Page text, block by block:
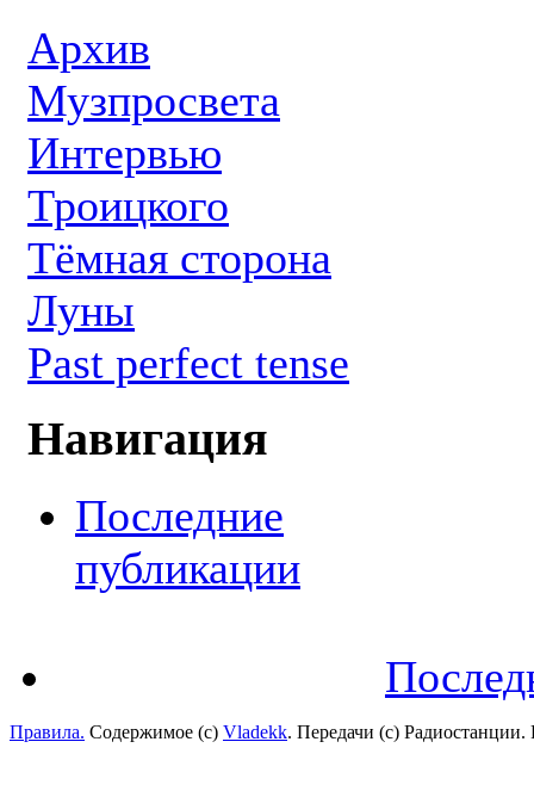
Архив
Музпросвета
Интервью
Троицкого
Тёмная сторона
Луны
Past perfect tense
Навигация
Последние
публикации
Правила. Содержимое (с) Vladekk. Передачи (с)